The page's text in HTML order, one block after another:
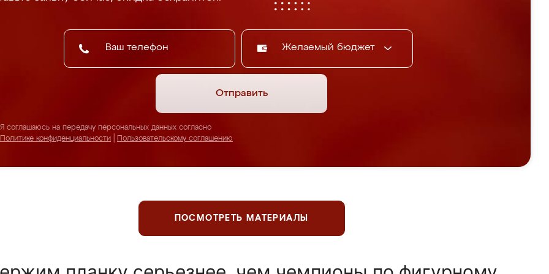
Желаемый бюджет
Отправить
Я соглашаюсь на передачу персональных данных согласно
Политике конфиденциальности
Пользовательскому соглашению
ПОСМОТРЕТЬ МАТЕРИАЛЫ